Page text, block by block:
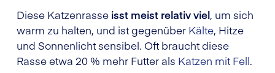
Diese Katzenrasse isst meist relativ viel, um sich
warm zu halten, und ist gegenüber Kälte, Hitze
und Sonnenlicht sensibel. Oft braucht diese
Rasse etwa 20 % mehr Futter als Katzen mit Fell.